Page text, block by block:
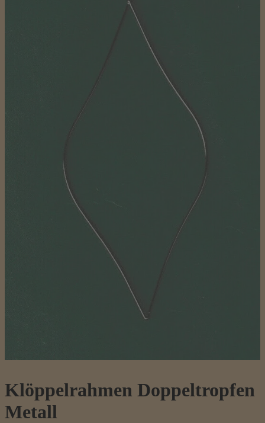
Klöppelrahmen Doppeltropfen
Metall